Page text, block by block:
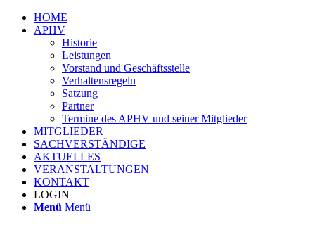
HOME
APHV
Historie
Leistungen
Vorstand und Geschäftsstelle
Verhaltensregeln
Satzung
Partner
Termine des APHV und seiner Mitglieder
MITGLIEDER
SACHVERSTÄNDIGE
AKTUELLES
VERANSTALTUNGEN
KONTAKT
LOGIN
Menü Menü